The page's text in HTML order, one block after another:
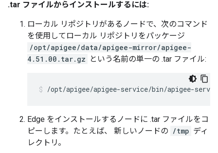
.tar ファイルからインストールするには:
ローカル リポジトリがあるノードで、次のコマンド
を使用してローカル リポジトリをパッケージ
/opt/apigee/data/apigee-mirror/apigee-
4.51.00.tar.gz
という名前の単一の .tar ファイル:
/opt/apigee/apigee-service/bin/apigee-
Edge をインストールするノードに .tar ファイルをコ
ピーします。たとえば、 新しいノードの /tmp ディ
レクトリ。